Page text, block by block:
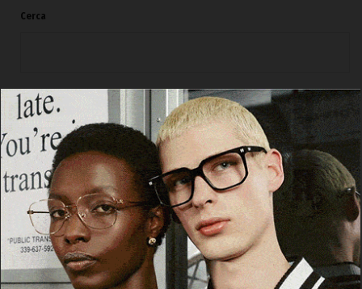
Cerca
Cerca
Facebook
Threads
Instagram
X YouTube